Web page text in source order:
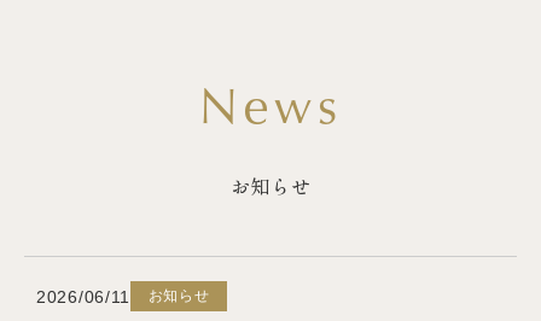
News
お知らせ
2026/06/11 お知らせ